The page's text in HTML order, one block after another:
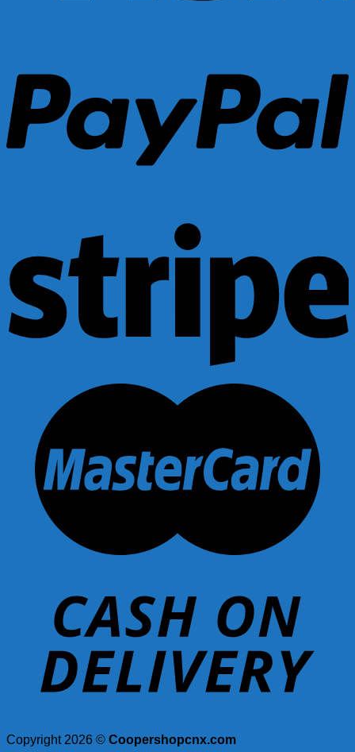
Copyright 2026 © Coopershopcnx.com